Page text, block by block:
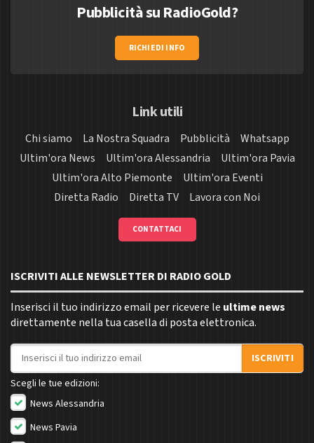
Pubblicità su RadioGold?
RICHIEDI INFO
Link utili
Chi siamo La Nostra Squadra Pubblicità
Whatsapp
Ultim'ora News
Ultim'ora Alessandria
Ultim'ora Pavia
Ultim'ora Alto Piemonte
Ultim'ora Eventi
Diretta Radio
Diretta TV Lavora con Noi
CONTATTACI
ISCRIVITI ALLE NEWSLETTER DI RADIO GOLD
Inserisci il tuo indirizzo email per ricevere le ultime news
direttamente nella tua casella di posta elettronica.
Indirizzo email
ISCRIVITI
Scegli le tue edizioni:
News Alessandria
News Pavia